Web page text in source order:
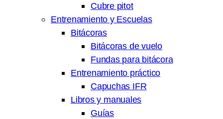
Cubre pitot
Entrenamiento y Escuelas
Bitácoras
Bitácoras de vuelo
Fundas para bitácora
Entrenamiento práctico
Capuchas IFR
Libros y manuales
Guías